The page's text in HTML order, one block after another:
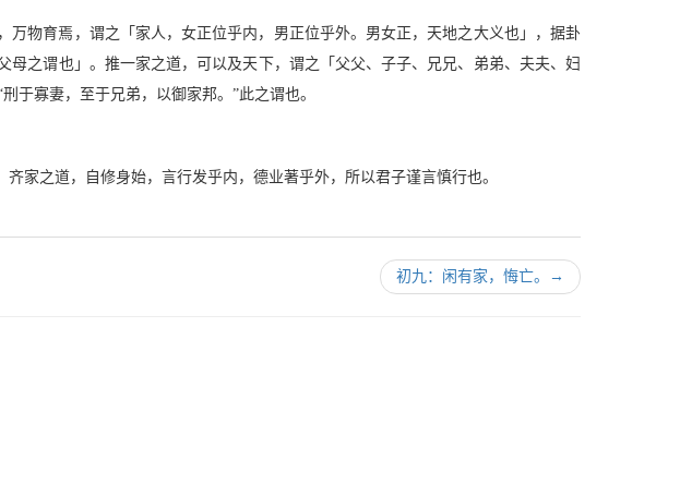
物育焉，谓之「家人，女正位乎内，男正位乎外。男女正，天地之大义也」，据卦
之谓也」。推一家之道，可以及天下，谓之「父父、子子、兄兄、弟弟、夫夫、妇
于寡妻，至于兄弟，以御家邦。”此之谓也。
家之道，自修身始，言行发乎内，德业著乎外，所以君子谨言慎行也。
初九：闲有家，悔亡。 →